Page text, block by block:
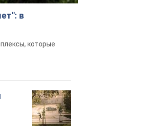
в
которые